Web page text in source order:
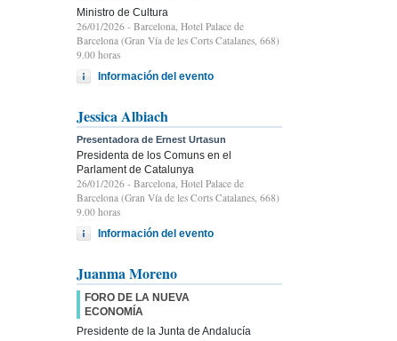
Ministro de Cultura
26/01/2026 - Barcelona, Hotel Palace de
Barcelona (Gran Vía de les Corts Catalanes, 668)
9.00 horas
Información del evento
Jessica Albiach
Presentadora de Ernest Urtasun
Presidenta de los Comuns en el
Parlament de Catalunya
26/01/2026 - Barcelona, Hotel Palace de
Barcelona (Gran Vía de les Corts Catalanes, 668)
9.00 horas
Información del evento
Juanma Moreno
FORO DE LA NUEVA
ECONOMÍA
Presidente de la Junta de Andalucía